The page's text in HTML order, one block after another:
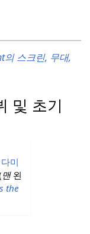
의 스크린, 무대,
및 초기
다미
맨왼
the